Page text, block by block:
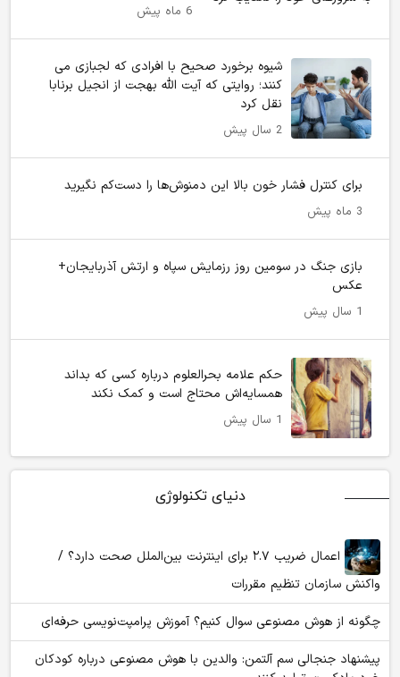
6 ماه پیش
شیوه برخورد صحیح با افرادی که لجبازی می
کنند؛ روایتی که آیت الله بهجت از انجیل برنابا
نقل کرد
2 سال پیش
برای کنترل فشار خون بالا این دمنوش‌ها را دست‌کم نگیرید
3 ماه پیش
بازی جنگ در سومین روز رزمایش سپاه و ارتش آذربایجان+
عکس
1 سال پیش
حکم علامه بحرالعلوم درباره کسی که بداند
همسایه‌اش محتاج است و کمک نکند
1 سال پیش
دنیای تکنولوژی
اعمال ضریب ۲.۷ برای اینترنت بین‌الملل صحت دارد؟ /
واکنش سازمان تنظیم مقررات
چگونه از هوش مصنوعی سوال کنیم؟ آموزش پرامپت‌نویسی حرفه‌ای
پیشنهاد جنجالی سم آلتمن: والدین با هوش مصنوعی درباره کودکان